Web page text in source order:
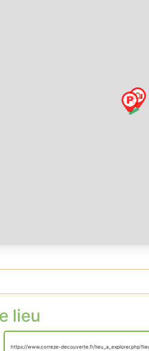
lieu
https://www.correze-decouverte.fr/